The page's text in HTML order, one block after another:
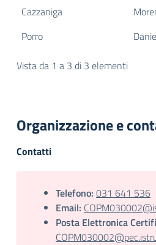
Cazzaniga
Porro
Vista da 1 a 3 di 3 elementi
Organizzazione e
Contatti
Telefono: 031 641 536
Email:
Posta Elettronica